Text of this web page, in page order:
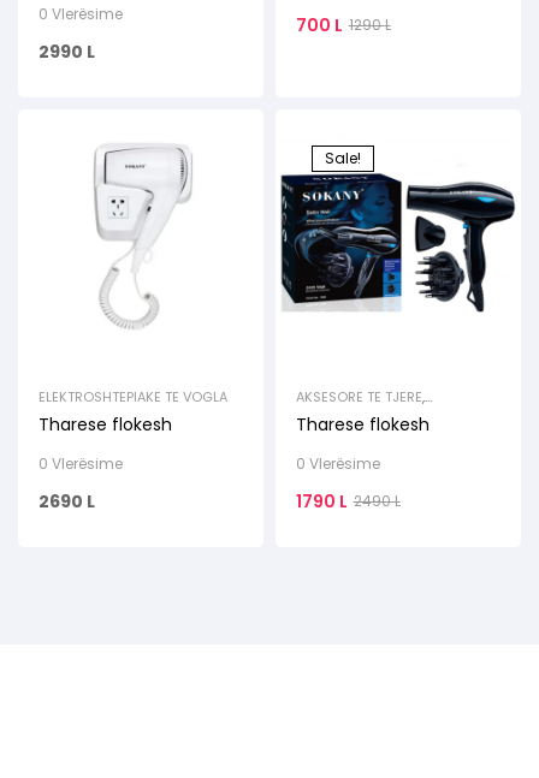
0 Vlerësime
2990 L
1290L
700 L
ELEKTROSHTEPIAKE TE VOGLA
Tharese flokesh
0 Vlerësime
2690 L
Sale!
AKSESORE TE TJERE,
ELEKTROSHTEPIAKE TE VOGLA
Tharese flokesh
0 Vlerësime
2490L
1790 L